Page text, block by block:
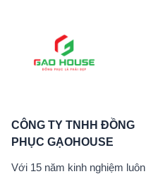
CÔNG TY TNHH ĐỒNG
PHỤC GẠOHOUSE
Với 15 năm kinh nghiệm luôn